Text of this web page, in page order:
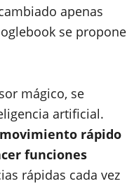
apenas
se propone
mágico, se
artificial.
rápido
funciones
rápidas cada vez